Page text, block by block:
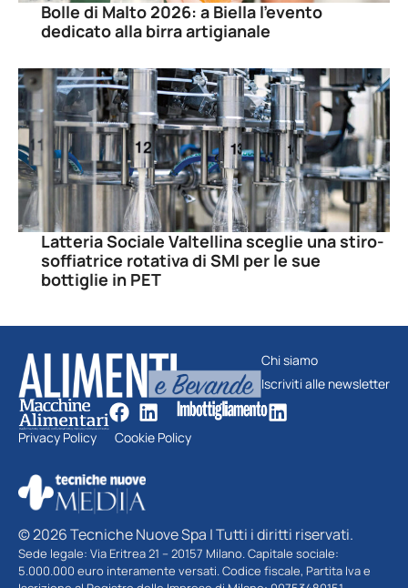
Bolle di Malto 2026: a Biella l’evento
dedicato alla birra artigianale
Latteria Sociale Valtellina sceglie una stiro-
soffiatrice rotativa di SMI per le sue
bottiglie in PET
Chi siamo
Iscriviti alle newsletter
Privacy Policy Cookie Policy
© 2026 Tecniche Nuove Spa | Tutti i diritti riservati.
Sede legale: Via Eritrea 21 – 20157 Milano. Capitale sociale:
5.000.000 euro interamente versati. Codice fiscale, Partita Iva e